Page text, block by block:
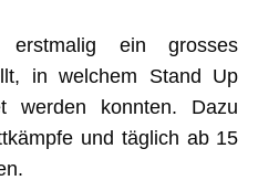
ein grosses
in welchem Stand Up
werden konnten. Dazu
und täglich ab 15